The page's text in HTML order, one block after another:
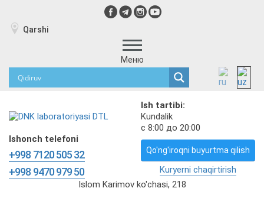
Qarshi
Меню
Ish tartibi:
Kundalik
с 8:00 до 20:00
Ishonch telefoni
+998 7120 505 32
+998 9470 979 50
Qo'ng'iroqni buyurtma qilish
Kuryerni chaqirtirish
Islom Karimov ko'chasi, 218